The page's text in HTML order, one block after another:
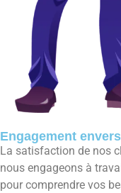
Engagement
La satisfaction de nos
nous engageons à
pour comprendre vos